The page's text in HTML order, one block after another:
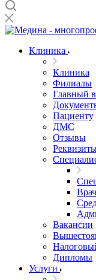
Клиника
Клиника
Филиалы
Главный
Пациенту
ДМС
Отзывы
Вакансии
Дипломы
Услуги